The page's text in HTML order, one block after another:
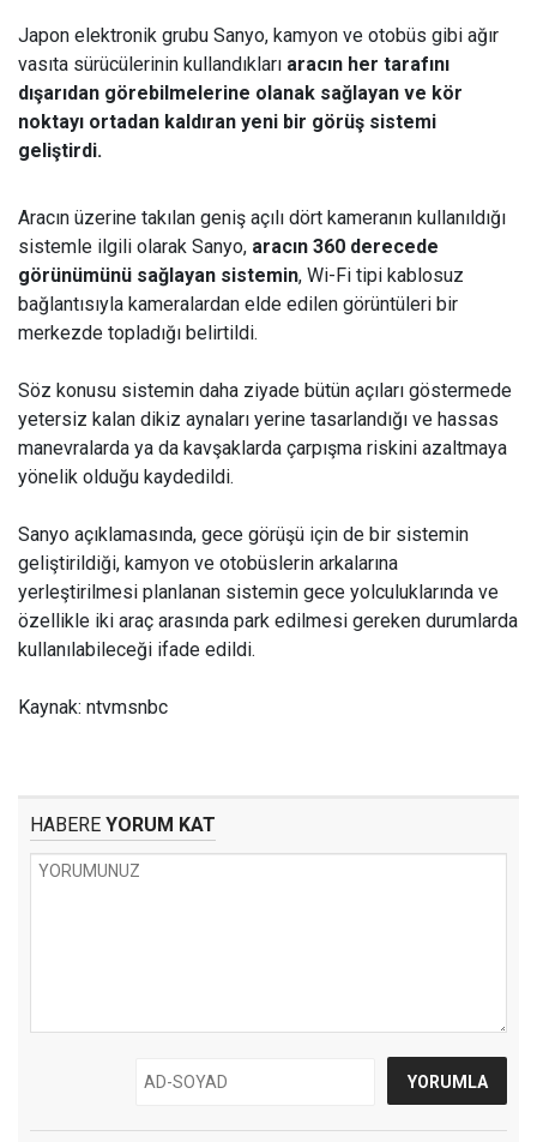
Japon elektronik grubu Sanyo, kamyon ve otobüs gibi ağır
vasıta sürücülerinin kullandıkları aracın her tarafını
dışarıdan görebilmelerine olanak sağlayan ve kör
noktayı ortadan kaldıran yeni bir görüş sistemi
geliştirdi.
Aracın üzerine takılan geniş açılı dört kameranın kullanıldığı
sistemle ilgili olarak Sanyo, aracın 360 derecede
görünümünü sağlayan sistemin, Wi-Fi tipi kablosuz
bağlantısıyla kameralardan elde edilen görüntüleri bir
merkezde topladığı belirtildi.
Söz konusu sistemin daha ziyade bütün açıları göstermede
yetersiz kalan dikiz aynaları yerine tasarlandığı ve hassas
manevralarda ya da kavşaklarda çarpışma riskini azaltmaya
yönelik olduğu kaydedildi.
Sanyo açıklamasında, gece görüşü için de bir sistemin
geliştirildiği, kamyon ve otobüslerin arkalarına
yerleştirilmesi planlanan sistemin gece yolculuklarında ve
özellikle iki araç arasında park edilmesi gereken durumlarda
kullanılabileceği ifade edildi.
Kaynak: ntvmsnbc
HABERE YORUM KAT